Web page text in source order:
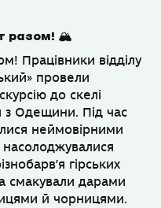
разом! 🏔
Працівники відділу
провели
до скелі
з Одещини. Під час
неймовірними
гірських
смакували дарами
й чорницями.